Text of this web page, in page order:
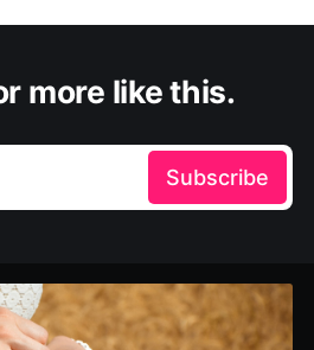
more like this.
Subscribe